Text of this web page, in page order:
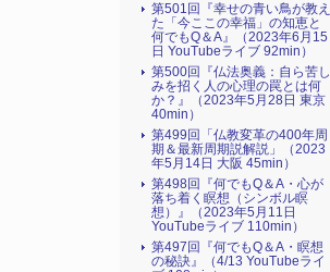
第501回『幸せの青い鳥が教え
た「今ここの幸福」の知恵と
何でもQ＆A』（2023年6月15
日 YouTubeライブ 92min）
第500回『仏法奥義：自ら苦し
みを招く人の心理の罠とは何
か？』（2023年5月28日 東京
40min）
第499回「仏教変革の400年周
期＆最新周期説解説」（2023
年5月14日 大阪 45min）
第498回『何でもQ＆A・心が
落ち着く瞑想（シンボル瞑
想）』（2023年5月11日
YouTubeライブ 110min）
第497回『何でもQ＆A・瞑想
の秘訣』（4/13 YouTubeライ